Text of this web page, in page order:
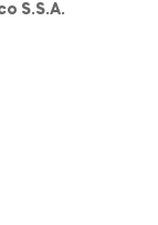
S.S.A.